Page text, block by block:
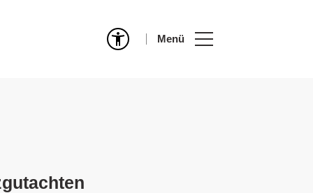
Menü